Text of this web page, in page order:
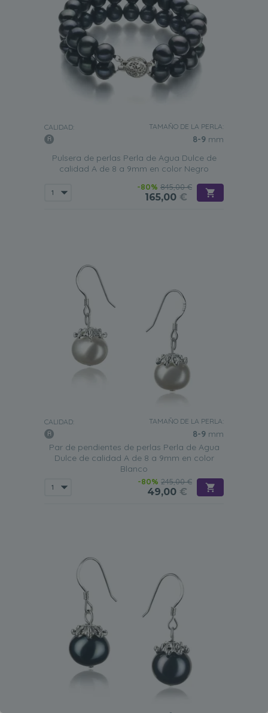
CALIDAD: TAMAÑO DE LA PERLA:
8-9 mm
Pulsera de perlas Perla de Agua Dulce de
calidad A de 8 a 9mm en color Negro
-80% 845,00 €
165,00 €
CALIDAD: TAMAÑO DE LA PERLA:
8-9 mm
Par de pendientes de perlas Perla de Agua
Dulce de calidad A de 8 a 9mm en color
Blanco
-80% 245,00 €
49,00 €